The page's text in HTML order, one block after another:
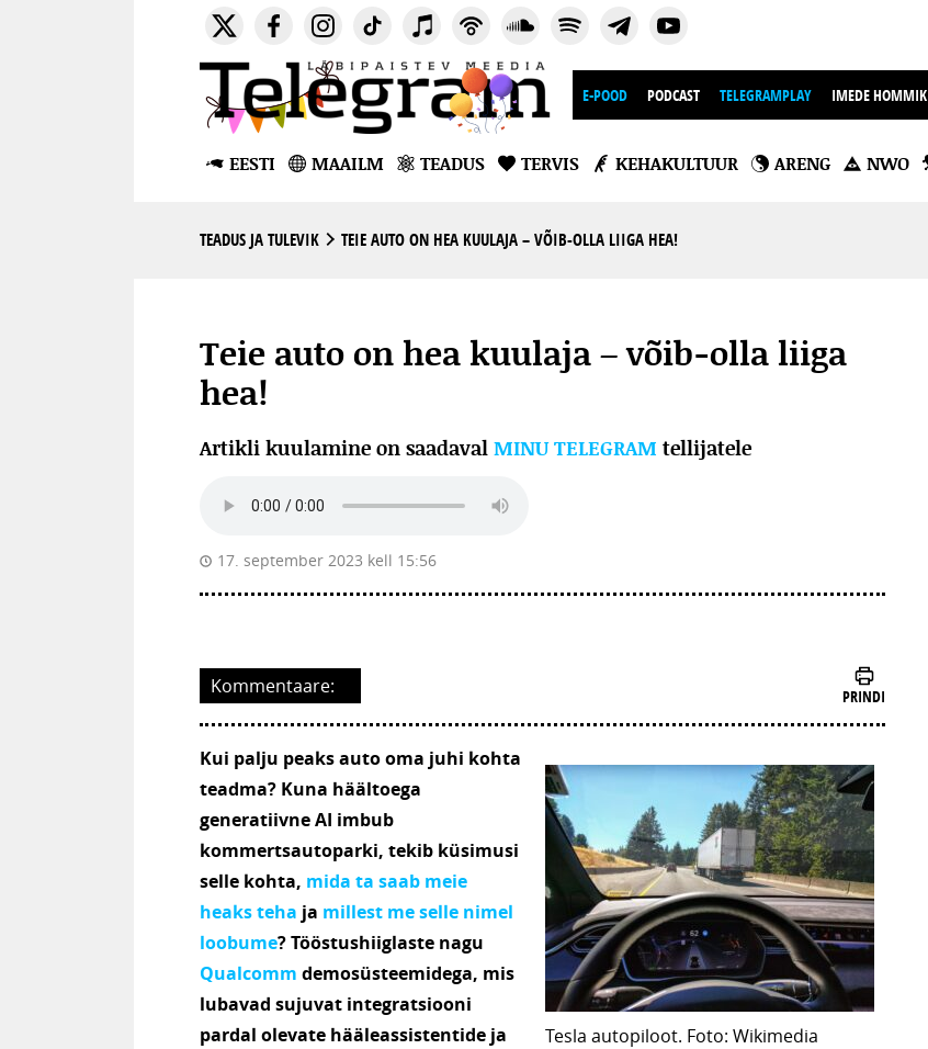
E-POOD PODCAST TELEGRAMPLAY IMEDE HOMMIK
EESTI MAAILM TEADUS TERVIS KEHAKULTUUR ARENG NWO
TEADUS JA TULEVIK TEIE AUTO ON HEA KUULAJA – VÕIB-OLLA LIIGA HEA!
Teie auto on hea kuulaja – võib-olla liiga
hea!
Artikli kuulamine on saadaval MINU TELEGRAM tellijatele
17. september 2023 kell 15:56
Kommentaare: PRINDI
Tesla autopiloot. Foto: Wikimedia
Kui palju peaks auto oma juhi kohta
teadma? Kuna häältoega
generatiivne AI imbub
kommertsautoparki, tekib küsimusi
selle kohta, mida ta saab meie
heaks teha ja millest me selle nimel
loobume? Tööstushiiglaste nagu
Qualcomm demosüsteemidega, mis
lubavad sujuvat integratsiooni
pardal olevate hääleassistentide ja